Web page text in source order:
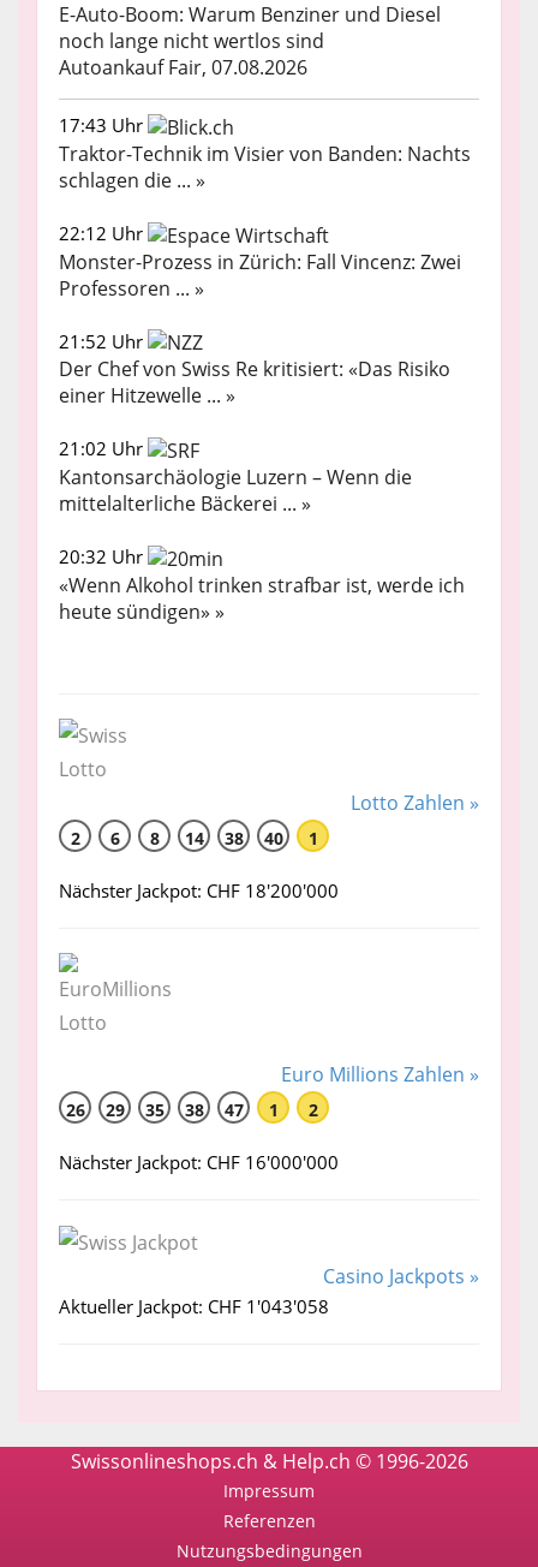
E-Auto-Boom: Warum Benziner und Diesel
noch lange nicht wertlos sind
Autoankauf Fair, 07.08.2026
17:43 Uhr
Traktor-Technik im Visier von Banden: Nachts
schlagen die ... »
22:12 Uhr
Monster-Prozess in Zürich: Fall Vincenz: Zwei
Professoren ... »
21:52 Uhr
Der Chef von Swiss Re kritisiert: «Das Risiko
einer Hitzewelle ... »
21:02 Uhr
Kantonsarchäologie Luzern – Wenn die
mittelalterliche Bäckerei ... »
20:32 Uhr
«Wenn Alkohol trinken strafbar ist, werde ich
heute sündigen» »
Lotto Zahlen »
2 6 8 14 38 40 1
Nächster Jackpot: CHF 18'200'000
Euro Millions Zahlen »
26 29 35 38 47 1 2
Nächster Jackpot: CHF 16'000'000
Casino Jackpots »
Aktueller Jackpot: CHF 1'043'058
Swissonlineshops.ch & Help.ch © 1996-2026
Impressum
Referenzen
Nutzungsbedingungen